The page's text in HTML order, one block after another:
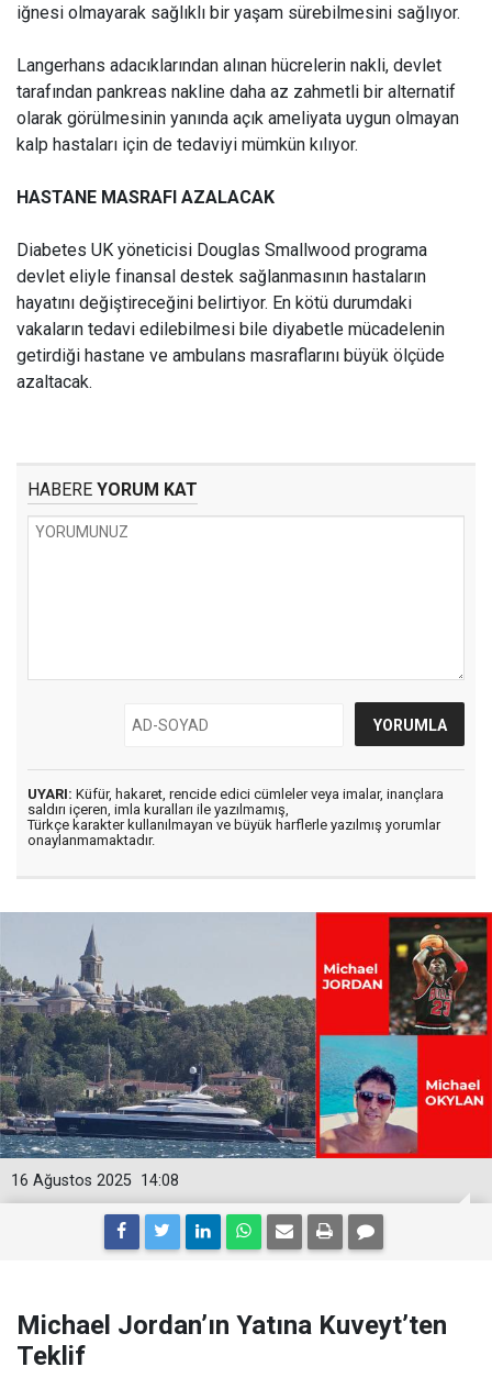
iğnesi olmayarak sağlıklı bir yaşam sürebilmesini sağlıyor.
Langerhans adacıklarından alınan hücrelerin nakli, devlet
tarafından pankreas nakline daha az zahmetli bir alternatif
olarak görülmesinin yanında açık ameliyata uygun olmayan
kalp hastaları için de tedaviyi mümkün kılıyor.
HASTANE MASRAFI AZALACAK
Diabetes UK yöneticisi Douglas Smallwood programa
devlet eliyle finansal destek sağlanmasının hastaların
hayatını değiştireceğini belirtiyor. En kötü durumdaki
vakaların tedavi edilebilmesi bile diyabetle mücadelenin
getirdiği hastane ve ambulans masraflarını büyük ölçüde
azaltacak.
HABERE YORUM KAT
UYARI: Küfür, hakaret, rencide edici cümleler veya imalar, inançlara
saldırı içeren, imla kuralları ile yazılmamış,
Türkçe karakter kullanılmayan ve büyük harflerle yazılmış yorumlar
onaylanmamaktadır.
14:08
16 Ağustos 2025
Michael Jordan’ın Yatına Kuveyt’ten
Teklif